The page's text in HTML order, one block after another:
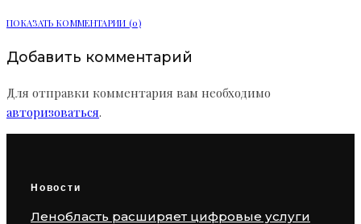
ПОКАЗАТЬ КОММЕНТАРИИ (0)
Добавить комментарий
Для отправки комментария вам необходимо
авторизоваться.
Новости
Ленобласть расширяет цифровые услуги